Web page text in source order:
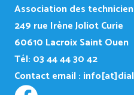
Association des
249 rue Irène Joliot Curie
60610 Lacroix Saint Ouen
Tél: 03 44 44 30 42
Contact email :